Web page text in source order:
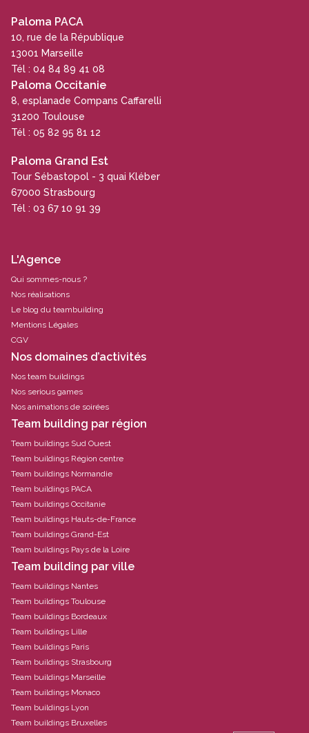
Paloma PACA
10, rue de la République
13001 Marseille
Tél : 04 84 89 41 08
Paloma Occitanie
8, esplanade Compans Caffarelli
31200 Toulouse
Tél : 05 82 95 81 12
Paloma Grand Est
Tour Sébastopol - 3 quai Kléber
67000 Strasbourg
Tél : 03 67 10 91 39
L'Agence
Qui sommes-nous ?
Nos réalisations
Le blog du teambuilding
Mentions Légales
CGV
Nos domaines d’activités
Nos team buildings
Nos serious games
Nos animations de soirées
Team building par région
Team buildings Sud Ouest
Team buildings Région centre
Team buildings Normandie
Team buildings PACA
Team buildings Occitanie
Team buildings Hauts-de-France
Team buildings Grand-Est
Team buildings Pays de la Loire
Team building par ville
Team buildings Nantes
Team buildings Toulouse
Team buildings Bordeaux
Team buildings Lille
Team buildings Paris
Team buildings Strasbourg
Team buildings Marseille
Team buildings Monaco
Team buildings Lyon
Team buildings Bruxelles